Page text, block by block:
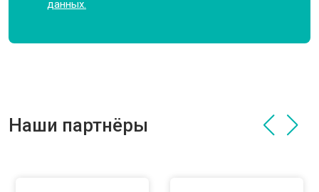
данных.
Наши партнёры